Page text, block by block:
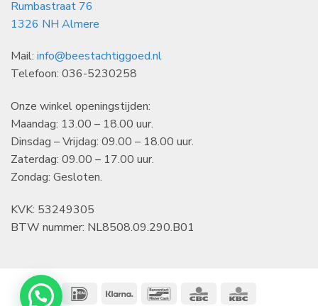
Rumbastraat 76
1326 NH Almere
Mail: info@beestachtiggoed.nl
Telefoon: 036-5230258
Onze winkel openingstijden:
Maandag: 13.00 – 18.00 uur.
Dinsdag – Vrijdag: 09.00 – 18.00 uur.
Zaterdag: 09.00 – 17.00 uur.
Zondag: Gesloten.
KVK: 53249305
BTW nummer: NL8508.09.290.B01
IDeal Klarna BancontactCBC